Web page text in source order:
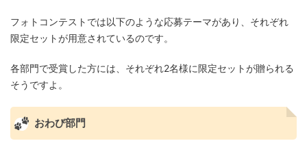
フォトコンテストでは以下のような応募テーマがあり、それぞれ
限定セットが用意されているのです。
各部門で受賞した方には、それぞれ2名様に限定セットが贈られる
そうですよ。
おわび部門